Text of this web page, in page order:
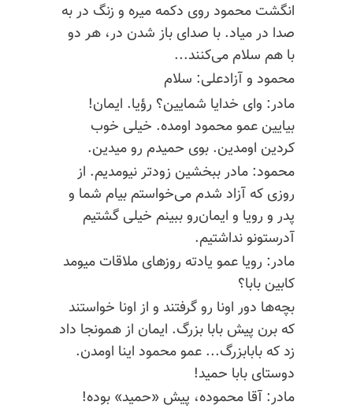
انگشت محمود روی دکمه میره و زنگ در به
صدا در میاد. با صدای باز شدن در، هر دو
با هم سلام می‌کنند...
محمود و آزادعلی: سلام
مادر: وای خدایا شمایین؟ رؤیا. ایمان!
بیایین عمو محمود اومده. خیلی خوب
کردین اومدین. بوی حمیدم رو میدین.
محمود: مادر ببخشین زودتر نیومدیم. از
روزی که آزاد شدم می‌خواستم بیام شما و
پدر و رویا و ایمان‌روببینم خیلی گشتیم
آدرستونونداشتیم.
مادر: رویا عمو یادته روزهای ملاقات میومد
کابین بابا؟
بچه‌ها دور اونا رو گرفتند و از اونا خواستند
که برن پیش بابا بزرگ. ایمان از همونجا داد
زد که بابابزرگ... عمو محمود اینا اومدن.
دوستای بابا حمید!
مادر: آقا محموده، پیش «حمید» بوده!